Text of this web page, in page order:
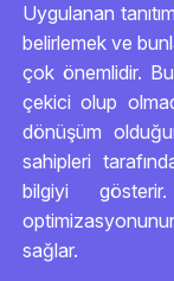
Uygulanan
belirlemek ve
çok önemlidir.
çekici olup
dönüşüm
sahipleri
bilgiyi
sağlar.